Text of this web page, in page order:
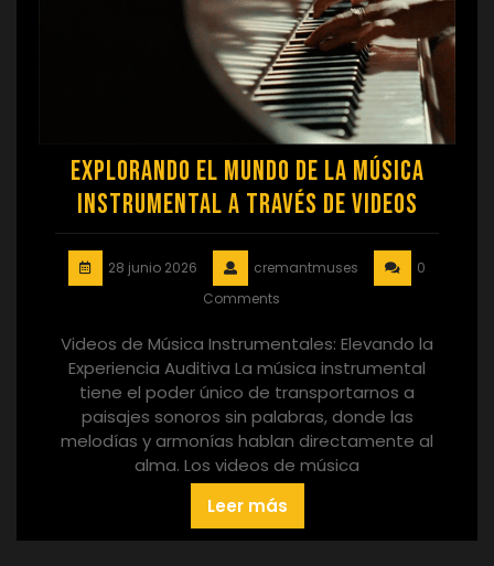
Explorando el Mundo de la Música
Instrumental a Través de Videos
28 junio 2026 cremantmuses
0
Comments
Videos de Música Instrumentales: Elevando la
Experiencia Auditiva La música instrumental
tiene el poder único de transportarnos a
paisajes sonoros sin palabras, donde las
melodías y armonías hablan directamente al
alma. Los videos de música
Leer más